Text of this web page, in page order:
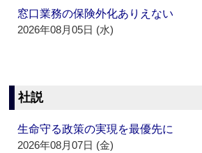
窓口業務の保険外化ありえない
2026年08月05日 (水)
社説
生命守る政策の実現を最優先に
2026年08月07日 (金)